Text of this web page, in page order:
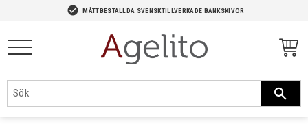
check_circle MÅTTBESTÄLLDA SVENSKTILLVERKADE BÄNKSKIVOR